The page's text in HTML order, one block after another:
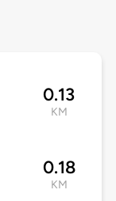
0.13
KM
0.18
KM